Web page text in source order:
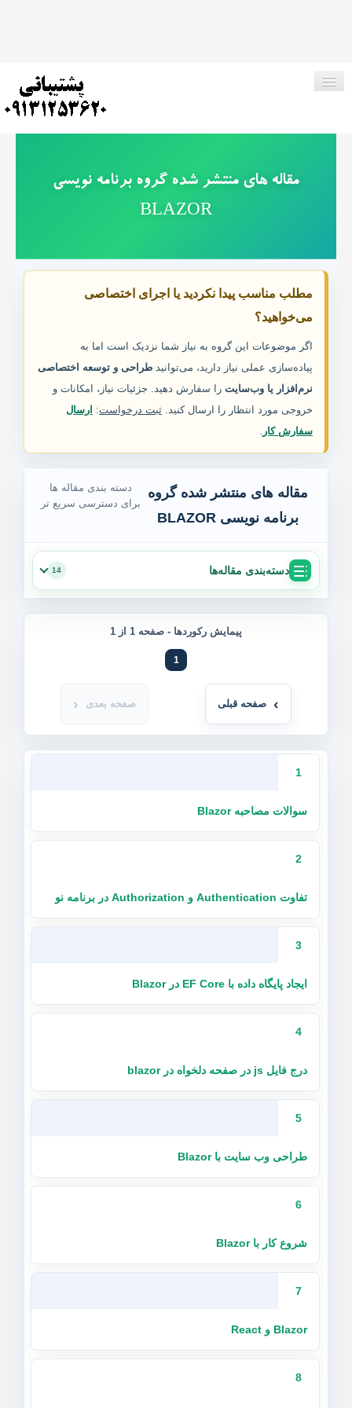
جستجو در وب سایت
خدمات ما
مقاله ها
مقاله های منتشر شده گروه برنامه نویسی
BLAZOR
مطلب مناسب پیدا نکردید یا اجرای اختصاصی
می‌خواهید؟
اگر موضوعات این گروه به نیاز شما نزدیک است اما به
پیاده‌سازی عملی نیاز دارید، می‌توانید طراحی و توسعه اختصاصی
نرم‌افزار یا وب‌سایت را سفارش دهید. جزئیات نیاز، امکانات و
خروجی مورد انتظار را ارسال کنید. ثبت درخواست: ارسال
سفارش کار .
مقاله های منتشر شده گروه
برنامه نویسی BLAZOR
دسته بندی مقاله ها
برای دسترسی سریع تر
دسته‌بندی مقاله‌ها 14
صفحه قبلی
پیمایش رکوردها - صفحه 1 از 1
1
صفحه بعدی
1
سوالات مصاحبه Blazor
2
تفاوت Authentication و Authorization در برنامه نو
3
ایجاد پایگاه داده با EF Core در Blazor
4
درج فایل js در صفحه دلخواه در blazor
5
طراحی وب سایت با Blazor
6
شروع کار با Blazor
7
Blazor و React
8